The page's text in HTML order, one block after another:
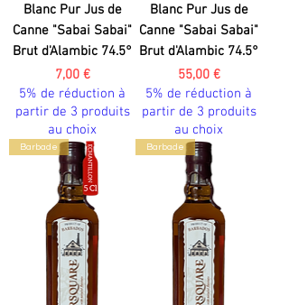
Blanc Pur Jus de
Canne "Sabai Sabai"
Brut d'Alambic 74.5°
Prix
7,00 €
5% de réduction à
partir de 3 produits
au choix
Blanc Pur Jus de
Canne "Sabai Sabai"
Brut d'Alambic 74.5°
Prix
55,00 €
5% de réduction à
partir de 3 produits
au choix
Barbade Barbade